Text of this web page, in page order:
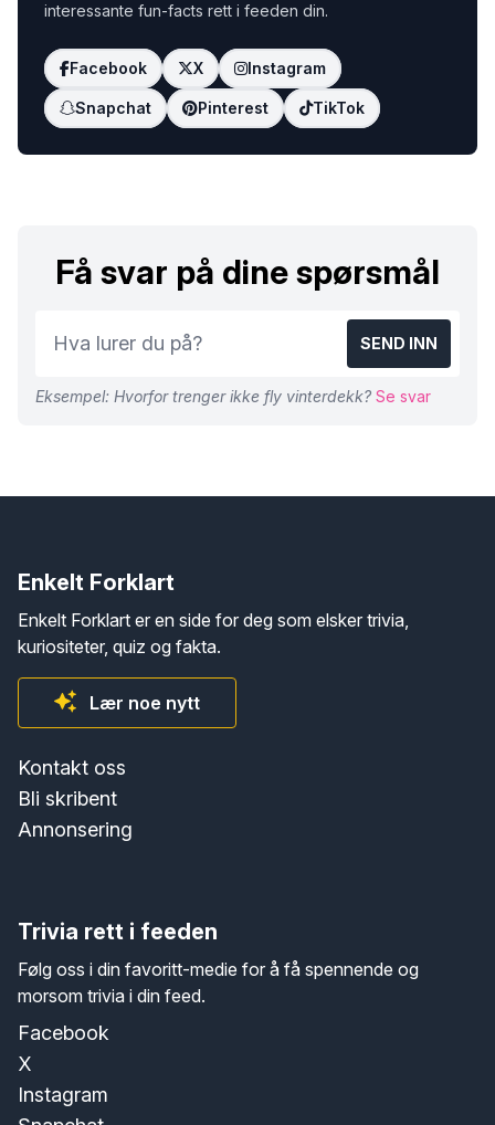
interessante fun-facts rett i feeden din.
Facebook X Instagram
Snapchat Pinterest TikTok
Få svar på dine spørsmål
SEND INN
Eksempel: Hvorfor trenger ikke fly vinterdekk? Se svar
Enkelt Forklart
Enkelt Forklart er en side for deg som elsker trivia,
kuriositeter, quiz og fakta.
Lær noe nytt
Kontakt oss
Bli skribent
Annonsering
Trivia rett i feeden
Følg oss i din favoritt-medie for å få spennende og
morsom trivia i din feed.
Facebook
X
Instagram